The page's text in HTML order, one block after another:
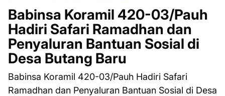
Babinsa Koramil 420-03/Pauh
Hadiri Safari Ramadhan dan
Penyaluran Bantuan Sosial di
Desa Butang Baru
Babinsa Koramil 420-03/Pauh Hadiri Safari
Ramadhan dan Penyaluran Bantuan Sosial di Desa